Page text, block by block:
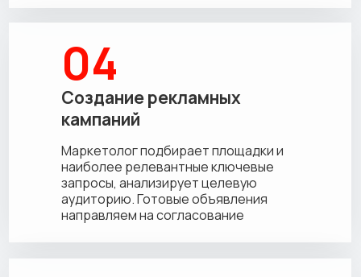
Создание рекламных
кампаний
Маркетолог подбирает площадки и
наиболее релевантные ключевые
запросы, анализирует целевую
аудиторию. Готовые объявления
направляем на согласование
04